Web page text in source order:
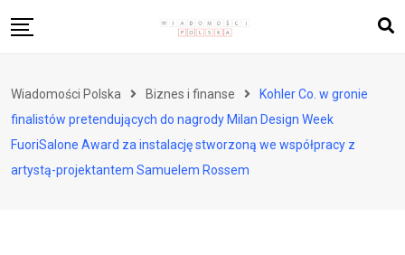
to
Zdrowie i styl życia
Polityka i społeczeństwo
Nauka i technologie
Wiadomości Polska Biznes i finanse
Kohler Co. w gronie
finalistów pretendujących do nagrody Milan Design Week
FuoriSalone Award za instalację stworzoną we współpracy z
artystą-projektantem Samuelem Rossem